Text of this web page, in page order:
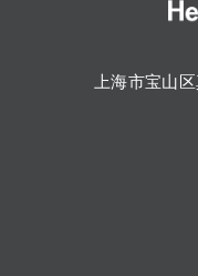
上海市宝山